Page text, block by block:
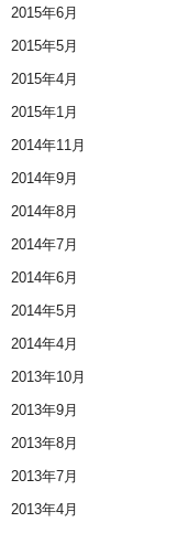
2015年6月
2015年5月
2015年4月
2015年1月
2014年11月
2014年9月
2014年8月
2014年7月
2014年6月
2014年5月
2014年4月
2013年10月
2013年9月
2013年8月
2013年7月
2013年4月